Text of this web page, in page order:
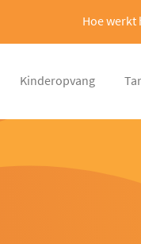
Hoe werkt
Kinderopvang